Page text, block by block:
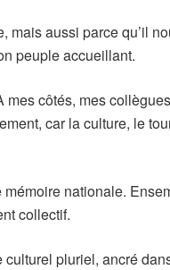
aussi parce qu’il
peuple accueillant.
côtés, mes
car la culture, le
nationale.
collectif.
pluriel, ancré